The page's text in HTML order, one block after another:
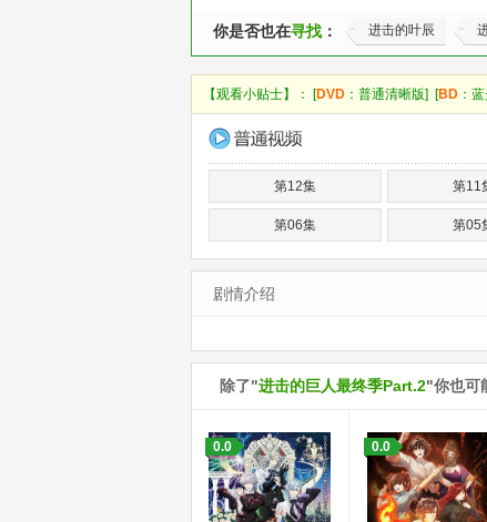
你是否也在寻找 ： 进击的叶辰
【观看小贴士】： [DVD ：普通清晰版] [BD ：
第12集 第11
第06集 第05
剧情介绍
除了"进击的巨人最终季Part.2"你也可
0.0 0.0